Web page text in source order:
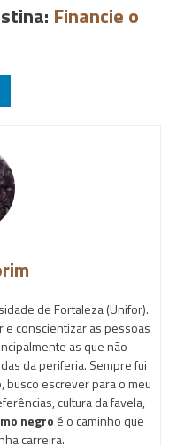
Financie o
de Fortaleza (Unifor).
conscientizar as pessoas
as que não
da periferia. Sempre fui
busco escrever para o meu
cultura da favela,
negro é o caminho que
carreira.